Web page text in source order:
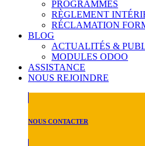
PROGRAMMES
RÈGLEMENT
RÉCLAMATION
BLOG
ACTUALITÉS &
MODULES ODOO
ASSISTANCE
NOUS REJOINDRE
NOUS CONTACTER